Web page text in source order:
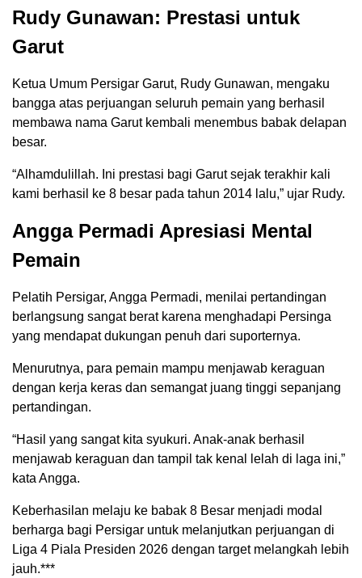
Rudy Gunawan: Prestasi untuk
Garut
Ketua Umum Persigar Garut, Rudy Gunawan, mengaku
bangga atas perjuangan seluruh pemain yang berhasil
membawa nama Garut kembali menembus babak delapan
besar.
“Alhamdulillah. Ini prestasi bagi Garut sejak terakhir kali
kami berhasil ke 8 besar pada tahun 2014 lalu,” ujar Rudy.
Angga Permadi Apresiasi Mental
Pemain
Pelatih Persigar, Angga Permadi, menilai pertandingan
berlangsung sangat berat karena menghadapi Persinga
yang mendapat dukungan penuh dari suporternya.
Menurutnya, para pemain mampu menjawab keraguan
dengan kerja keras dan semangat juang tinggi sepanjang
pertandingan.
“Hasil yang sangat kita syukuri. Anak-anak berhasil
menjawab keraguan dan tampil tak kenal lelah di laga ini,”
kata Angga.
Keberhasilan melaju ke babak 8 Besar menjadi modal
berharga bagi Persigar untuk melanjutkan perjuangan di
Liga 4 Piala Presiden 2026 dengan target melangkah lebih
jauh.***